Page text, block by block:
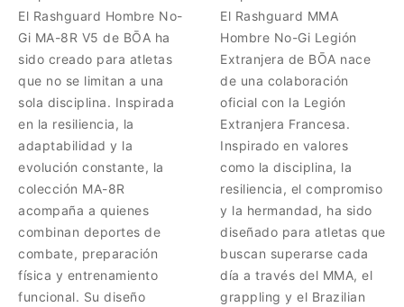
El Rashguard Hombre No-
Gi MA-8R V5 de BŌA ha
sido creado para atletas
que no se limitan a una
sola disciplina. Inspirada
en la resiliencia, la
adaptabilidad y la
evolución constante, la
colección MA-8R
acompaña a quienes
combinan deportes de
combate, preparación
física y entrenamiento
funcional. Su diseño
El Rashguard MMA
Hombre No-Gi Legión
Extranjera de BŌA nace
de una colaboración
oficial con la Legión
Extranjera Francesa.
Inspirado en valores
como la disciplina, la
resiliencia, el compromiso
y la hermandad, ha sido
diseñado para atletas que
buscan superarse cada
día a través del MMA, el
grappling y el Brazilian